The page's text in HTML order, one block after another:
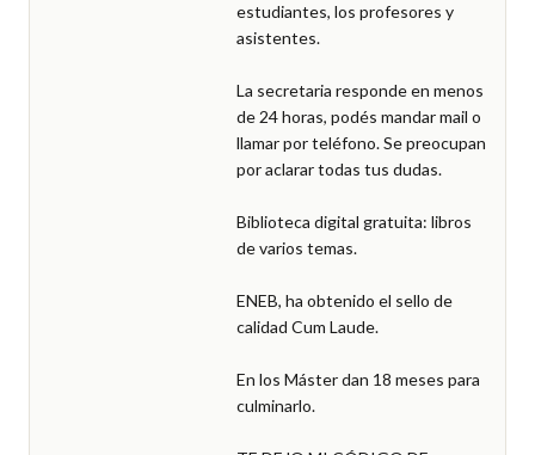
estudiantes, los profesores y
asistentes.
La secretaria responde en menos
de 24 horas, podés mandar mail o
llamar por teléfono. Se preocupan
por aclarar todas tus dudas.
Biblioteca digital gratuita: libros
de varios temas.
ENEB, ha obtenido el sello de
calidad Cum Laude.
En los Máster dan 18 meses para
culminarlo.